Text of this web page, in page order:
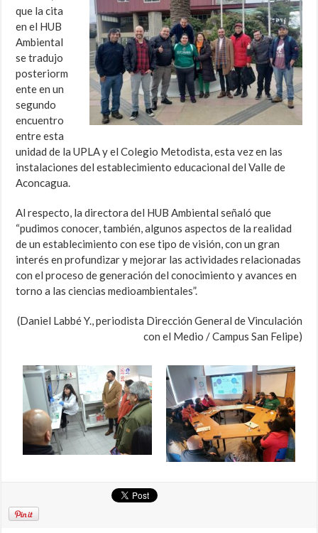
que la cita
en el HUB
Ambiental
se tradujo
posteriorm
ente en un
segundo
encuentro
entre esta
unidad de la UPLA y el Colegio Metodista, esta vez en las
instalaciones del establecimiento educacional del Valle de
Aconcagua.
Al respecto, la directora del HUB Ambiental señaló que
“pudimos conocer, también, algunos aspectos de la realidad
de un establecimiento con ese tipo de visión, con un gran
interés en profundizar y mejorar las actividades relacionadas
con el proceso de generación del conocimiento y avances en
torno a las ciencias medioambientales”.
(Daniel Labbé Y., periodista Dirección General de Vinculación
con el Medio / Campus San Felipe)